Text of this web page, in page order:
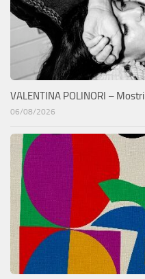
VALENTINA POLINORI – Mostri
06/08/2026